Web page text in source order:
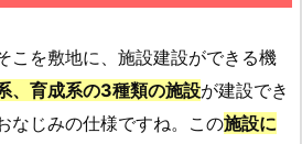
こを敷地に、施設建設ができる機
、育成系の3種類の施設が建設でき
なじみの仕様ですね。この施設に